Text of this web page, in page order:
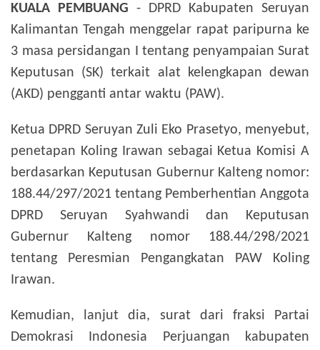
KUALA PEMBUANG - DPRD Kabupaten Seruyan
Kalimantan Tengah menggelar rapat paripurna ke
3 masa persidangan I tentang penyampaian Surat
Keputusan (SK) terkait alat kelengkapan dewan
(AKD) pengganti antar waktu (PAW).
Ketua DPRD Seruyan Zuli Eko Prasetyo, menyebut,
penetapan Koling Irawan sebagai Ketua Komisi A
berdasarkan Keputusan Gubernur Kalteng nomor:
188.44/297/2021 tentang Pemberhentian Anggota
DPRD Seruyan Syahwandi dan Keputusan
Gubernur Kalteng nomor 188.44/298/2021
tentang Peresmian Pengangkatan PAW Koling
Irawan.
Kemudian, lanjut dia, surat dari fraksi Partai
Demokrasi Indonesia Perjuangan kabupaten